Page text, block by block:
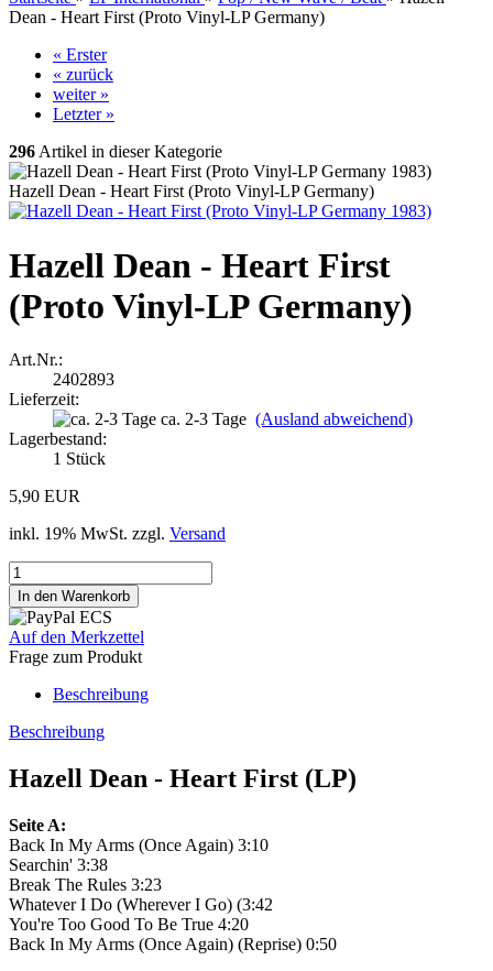
Dean - Heart First (Proto Vinyl-LP Germany)
« Erster
« zurück
weiter »
Letzter »
296Artikel in dieser Kategorie
Hazell Dean - Heart First (Proto Vinyl-LP Germany)
Hazell Dean - Heart First
(Proto Vinyl-LP Germany)
Art.Nr.:
2402893
Lieferzeit:
ca. 2-3 Tage (Ausland abweichend)
Lagerbestand:
1 Stück
5,90 EUR
inkl. 19% MwSt. zzgl. Versand
Auf den Merkzettel
Frage zum Produkt
Beschreibung
Beschreibung
Hazell Dean - Heart First (LP)
Seite A:
Back In My Arms (Once Again) 3:10
Searchin' 3:38
Break The Rules 3:23
Whatever I Do (Wherever I Go) (3:42
You're Too Good To Be True 4:20
Back In My Arms (Once Again) (Reprise) 0:50